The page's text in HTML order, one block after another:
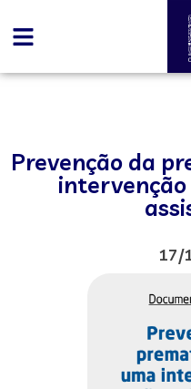
Prevenção da
intervenção
17/